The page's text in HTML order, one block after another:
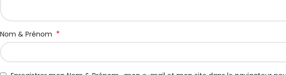
Nom & Prénom *